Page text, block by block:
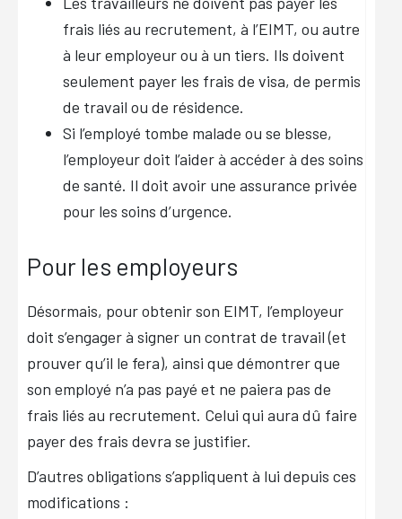
frais liés au recrutement, à l’EIMT, ou autre
à leur employeur ou à un tiers. Ils doivent
seulement payer les frais de visa, de permis
de travail ou de résidence.
Si l’employé tombe malade ou se blesse,
l’employeur doit l’aider à accéder à des soins
de santé. Il doit avoir une assurance privée
pour les soins d’urgence.
Pour les employeurs
Désormais, pour obtenir son EIMT, l’employeur
doit s’engager à signer un contrat de travail (et
prouver qu’il le fera), ainsi que démontrer que
son employé n’a pas payé et ne paiera pas de
frais liés au recrutement. Celui qui aura dû faire
payer des frais devra se justifier.
D’autres obligations s’appliquent à lui depuis ces
modifications :